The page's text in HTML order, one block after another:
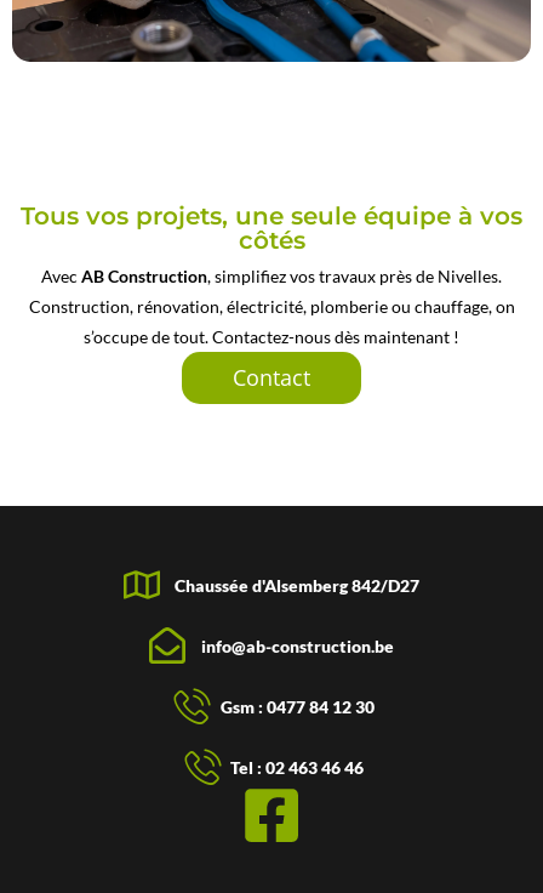
Tous vos projets, une seule équipe à vos
côtés
Avec AB Construction, simplifiez vos travaux près de Nivelles.
Construction, rénovation, électricité, plomberie ou chauffage, on
s’occupe de tout. Contactez-nous dès maintenant !
Contact
Chaussée d'Alsemberg 842/D27
info@ab-construction.be
Gsm : 0477 84 12 30
Tel : 02 463 46 46